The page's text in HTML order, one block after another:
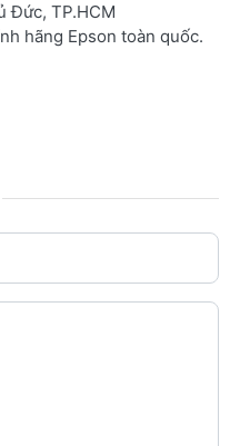
Đức, TP.HCM
hãng Epson toàn quốc.